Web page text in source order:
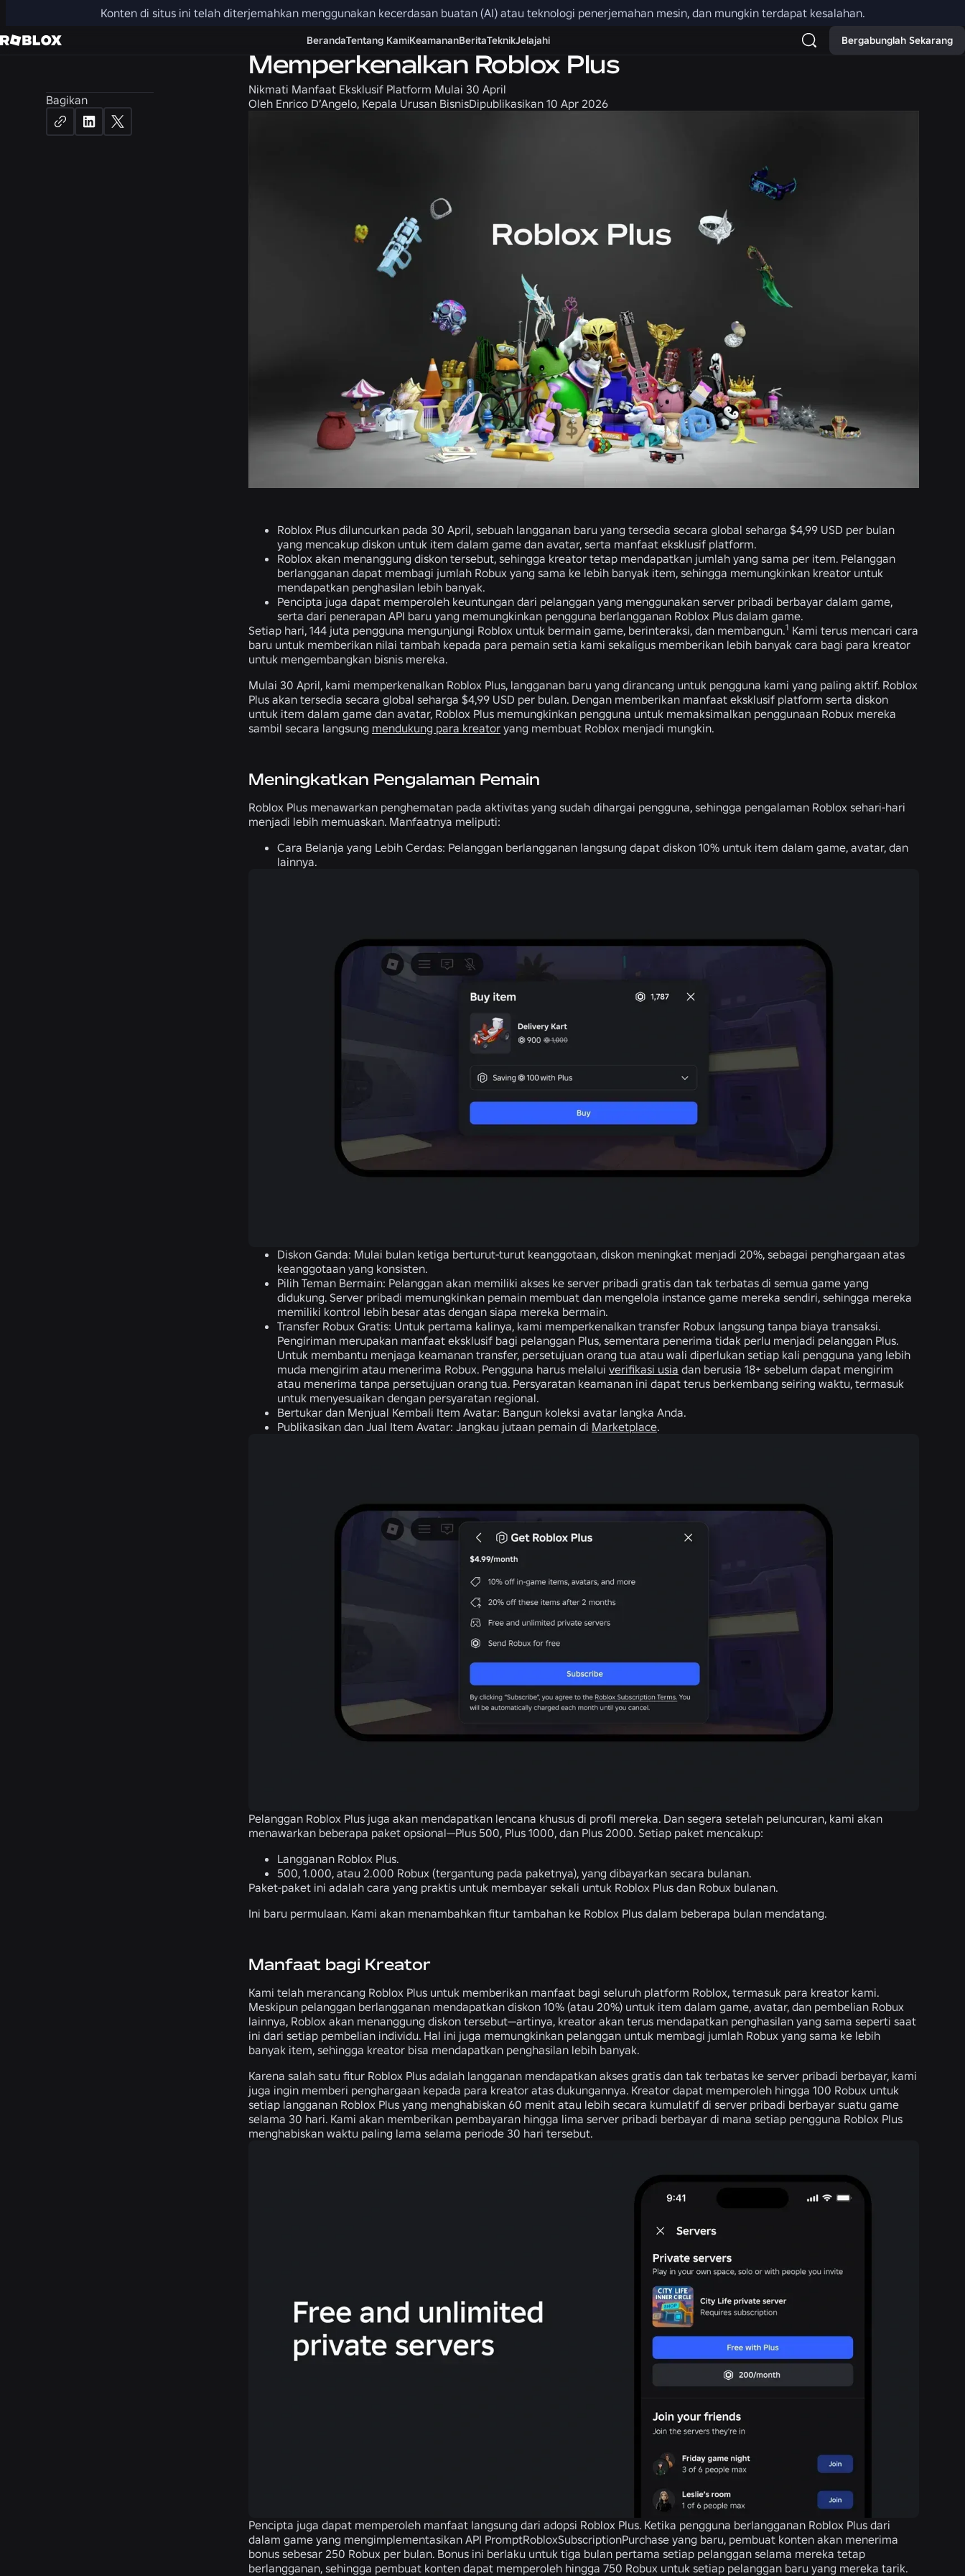
Konten di situs ini telah diterjemahkan menggunakan kecerdasan buatan (AI) atau teknologi penerjemahan mesin, dan mungkin terdapat kesalahan.
BerandaTentang KamiKeamananBeritaTeknikJelajahi Bergabunglah Sekarang
Bagikan
Berita Komunitas Produk
Memperkenalkan Roblox Plus
Nikmati Manfaat Eksklusif Platform Mulai 30 April
Oleh Enrico D’Angelo, Kepala Urusan BisnisDipublikasikan 10 Apr 2026
Roblox Plus diluncurkan pada 30 April, sebuah langganan baru yang tersedia secara global seharga $4,99 USD per bulan
yang mencakup diskon untuk item dalam game dan avatar, serta manfaat eksklusif platform.
Roblox akan menanggung diskon tersebut, sehingga kreator tetap mendapatkan jumlah yang sama per item. Pelanggan
berlangganan dapat membagi jumlah Robux yang sama ke lebih banyak item, sehingga memungkinkan kreator untuk
mendapatkan penghasilan lebih banyak.
Pencipta juga dapat memperoleh keuntungan dari pelanggan yang menggunakan server pribadi berbayar dalam game,
serta dari penerapan API baru yang memungkinkan pengguna berlangganan Roblox Plus dalam game.
Setiap hari, 144 juta pengguna mengunjungi Roblox untuk bermain game, berinteraksi, dan membangun.1 Kami terus mencari cara
baru untuk memberikan nilai tambah kepada para pemain setia kami sekaligus memberikan lebih banyak cara bagi para kreator
untuk mengembangkan bisnis mereka.
Mulai 30 April, kami memperkenalkan Roblox Plus, langganan baru yang dirancang untuk pengguna kami yang paling aktif. Roblox
Plus akan tersedia secara global seharga $4,99 USD per bulan. Dengan memberikan manfaat eksklusif platform serta diskon
untuk item dalam game dan avatar, Roblox Plus memungkinkan pengguna untuk memaksimalkan penggunaan Robux mereka
sambil secara langsung mendukung para kreator yang membuat Roblox menjadi mungkin.
Meningkatkan Pengalaman Pemain
Roblox Plus menawarkan penghematan pada aktivitas yang sudah dihargai pengguna, sehingga pengalaman Roblox sehari-hari
menjadi lebih memuaskan. Manfaatnya meliputi:
Cara Belanja yang Lebih Cerdas: Pelanggan berlangganan langsung dapat diskon 10% untuk item dalam game, avatar, dan
lainnya.
Diskon Ganda: Mulai bulan ketiga berturut-turut keanggotaan, diskon meningkat menjadi 20%, sebagai penghargaan atas
keanggotaan yang konsisten.
Pilih Teman Bermain: Pelanggan akan memiliki akses ke server pribadi gratis dan tak terbatas di semua game yang
didukung. Server pribadi memungkinkan pemain membuat dan mengelola instance game mereka sendiri, sehingga mereka
memiliki kontrol lebih besar atas dengan siapa mereka bermain.
Transfer Robux Gratis: Untuk pertama kalinya, kami memperkenalkan transfer Robux langsung tanpa biaya transaksi.
Pengiriman merupakan manfaat eksklusif bagi pelanggan Plus, sementara penerima tidak perlu menjadi pelanggan Plus.
Untuk membantu menjaga keamanan transfer, persetujuan orang tua atau wali diperlukan setiap kali pengguna yang lebih
muda mengirim atau menerima Robux. Pengguna harus melalui verifikasi usia dan berusia 18+ sebelum dapat mengirim
atau menerima tanpa persetujuan orang tua. Persyaratan keamanan ini dapat terus berkembang seiring waktu, termasuk
untuk menyesuaikan dengan persyaratan regional.
Bertukar dan Menjual Kembali Item Avatar: Bangun koleksi avatar langka Anda.
Publikasikan dan Jual Item Avatar: Jangkau jutaan pemain di Marketplace.
Pelanggan Roblox Plus juga akan mendapatkan lencana khusus di profil mereka. Dan segera setelah peluncuran, kami akan
menawarkan beberapa paket opsional—Plus 500, Plus 1000, dan Plus 2000. Setiap paket mencakup:
Langganan Roblox Plus.
500, 1.000, atau 2.000 Robux (tergantung pada paketnya), yang dibayarkan secara bulanan.
Paket-paket ini adalah cara yang praktis untuk membayar sekali untuk Roblox Plus dan Robux bulanan.
Ini baru permulaan. Kami akan menambahkan fitur tambahan ke Roblox Plus dalam beberapa bulan mendatang.
Manfaat bagi Kreator
Kami telah merancang Roblox Plus untuk memberikan manfaat bagi seluruh platform Roblox, termasuk para kreator kami.
Meskipun pelanggan berlangganan mendapatkan diskon 10% (atau 20%) untuk item dalam game, avatar, dan pembelian Robux
lainnya, Roblox akan menanggung diskon tersebut—artinya, kreator akan terus mendapatkan penghasilan yang sama seperti saat
ini dari setiap pembelian individu. Hal ini juga memungkinkan pelanggan untuk membagi jumlah Robux yang sama ke lebih
banyak item, sehingga kreator bisa mendapatkan penghasilan lebih banyak.
Karena salah satu fitur Roblox Plus adalah langganan mendapatkan akses gratis dan tak terbatas ke server pribadi berbayar, kami
juga ingin memberi penghargaan kepada para kreator atas dukungannya. Kreator dapat memperoleh hingga 100 Robux untuk
setiap langganan Roblox Plus yang menghabiskan 60 menit atau lebih secara kumulatif di server pribadi berbayar suatu game
selama 30 hari. Kami akan memberikan pembayaran hingga lima server pribadi berbayar di mana setiap pengguna Roblox Plus
menghabiskan waktu paling lama selama periode 30 hari tersebut.
Pencipta juga dapat memperoleh manfaat langsung dari adopsi Roblox Plus. Ketika pengguna berlangganan Roblox Plus dari
dalam game yang mengimplementasikan API PromptRobloxSubscriptionPurchase yang baru, pembuat konten akan menerima
bonus sebesar 250 Robux per bulan. Bonus ini berlaku untuk tiga bulan pertama setiap pelanggan selama mereka tetap
berlangganan, sehingga pembuat konten dapat memperoleh hingga 750 Robux untuk setiap pelanggan baru yang mereka tarik.